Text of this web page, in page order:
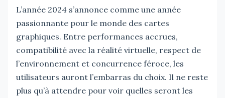
L’année 2024 s’annonce comme une année
passionnante pour le monde des cartes
graphiques. Entre performances accrues,
compatibilité avec la réalité virtuelle, respect de
l’environnement et concurrence féroce, les
utilisateurs auront l’embarras du choix. Il ne reste
plus qu’à attendre pour voir quelles seront les